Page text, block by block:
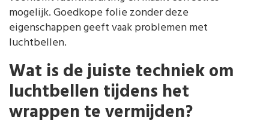
mogelijk. Goedkope folie zonder deze
eigenschappen geeft vaak problemen met
luchtbellen.
Wat is de juiste techniek om
luchtbellen tijdens het
wrappen te vermijden?